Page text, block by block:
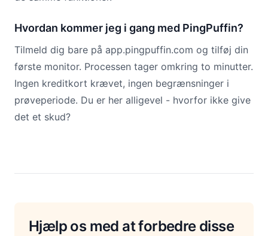
Hvordan kommer jeg i gang med PingPuffin?
Tilmeld dig bare på app.pingpuffin.com og tilføj din
første monitor. Processen tager omkring to minutter.
Ingen kreditkort krævet, ingen begrænsninger i
prøveperiode. Du er her alligevel - hvorfor ikke give
det et skud?
Hjælp os med at forbedre disse